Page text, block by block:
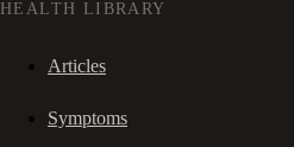
HEALTH LIBRARY
Articles
Symptoms